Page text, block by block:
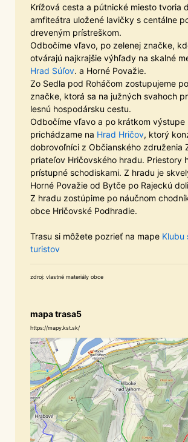
Krížová cesta a pútnické miesto tvoria
amfiteátra uložené lavičky s centálne
dreveným prístreškom.
Odbočíme vľavo, po zelenej značke,
otvárajú najkrajšie výhľady na skalné
Hrad Súľov. a Horné Považie.
Zo Sedla pod Roháčom zostupujeme
značke, ktorá sa na južných svahoch
lesnú hospodársku cestu.
Odbočíme vľavo a po krátkom výstupe
prichádzame na Hrad Hričov, ktorý
dobrovoľníci z Občianského združenia
priateľov Hričovského hradu. Priestory
prístupné schodiskami. Z hradu je
Horné Považie od Bytče po Rajeckú
Z hradu zostúpime po náučnom
obce Hričovské Podhradie.
Trasu si môžete pozrieť na mape Klubu
turistov
zdroj: vlastné materiály obce
mapa trasa5
https://mapy.kst.sk/